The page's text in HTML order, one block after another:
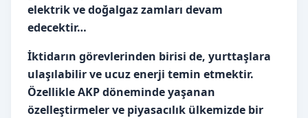
elektrik ve doğalgaz zamları devam
edecektir…
İktidarın görevlerinden birisi de, yurttaşlara
ulaşılabilir ve ucuz enerji temin etmektir.
Özellikle AKP döneminde yaşanan
özelleştirmeler ve piyasacılık ülkemizde bir